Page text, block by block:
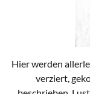
Hier werden
verziert,